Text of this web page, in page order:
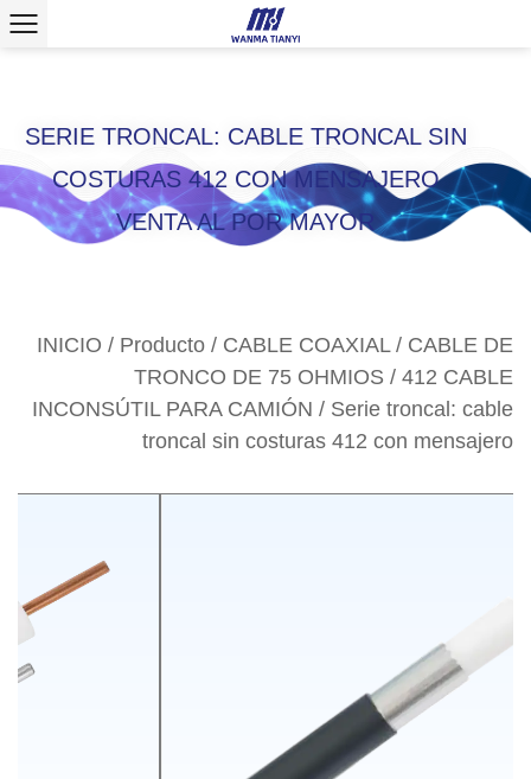
SERIE TRONCAL: CABLE TRONCAL SIN
COSTURAS 412 CON MENSAJERO
VENTA AL POR MAYOR
INICIO / Producto / CABLE COAXIAL/ CABLE DE
TRONCO DE 75 OHMIOS / 412 CABLE
INCONSÚTIL PARA CAMIÓN / Serie troncal: cable
troncal sin costuras 412 con mensajero